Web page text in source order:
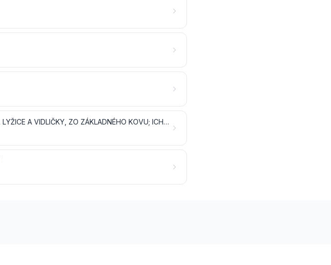
NÁSTROJE, NÁRADIE, NOŽIARSKY TOVAR, LYŽICE A VIDLIČKY, ZO ZÁKLADNÉHO KOVU; ICH ČASTI A SÚČASTI ZO ZÁKLADNÉHO KOVU